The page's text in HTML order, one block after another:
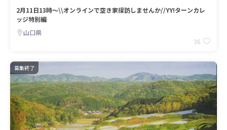
2月11日13時～\\オンラインで空き家探訪しませんか//YY!ターンカレ
ッジ特別編
山口県
36
募集終了